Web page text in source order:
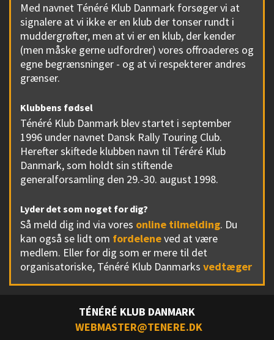
Med navnet Ténéré Klub Danmark forsøger vi at
signalere at vi ikke er en klub der tonser rundt i
muddergrøfter, men at vi er en klub, der kender
(men måske gerne udfordrer) vores offroaderes og
egne begrænsninger - og at vi respekterer andres
grænser.
Klubbens fødsel
Ténéré Klub Danmark blev startet i september
1996 under navnet Dansk Rally Touring Club.
Herefter skiftede klubben navn til Téréré Klub
Danmark, som holdt sin stiftende
generalforsamling den 29.-30. august 1998.
Lyder det som noget for dig?
Så meld dig ind via vores online tilmelding. Du
kan også se lidt om fordeleneved at være
medlem. Eller for dig som er mere til det
organisatoriske, Ténéré Klub Danmarks vedtæger
TÉNÉRÉ KLUB DANMARK
WEBMASTER@TENERE.DK